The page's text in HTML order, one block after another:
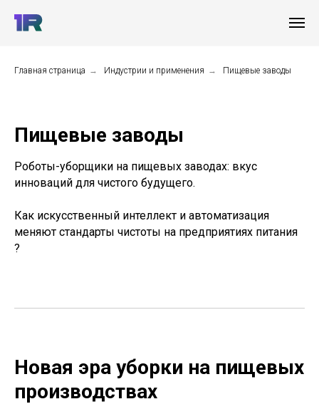
Главная страница → Индустрии и применения → Пищевые заводы
Пищевые заводы
Роботы-уборщики на пищевых заводах: вкус
инноваций для чистого будущего.
Как искусственный интеллект и автоматизация
меняют стандарты чистоты на предприятиях питания
?
Новая эра уборки на пищевых
производствах